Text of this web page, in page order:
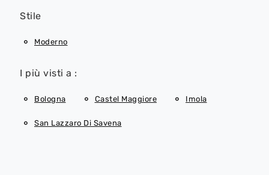
Stile
Moderno
I più visti a :
Bologna Castel Maggiore Imola
San Lazzaro Di Savena